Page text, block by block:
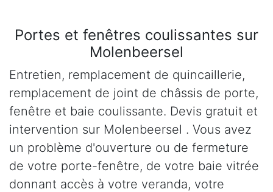
Portes et fenêtres coulissantes sur
Molenbeersel
Entretien, remplacement de quincaillerie,
remplacement de joint de châssis de porte,
fenêtre et baie coulissante. Devis gratuit et
intervention sur Molenbeersel . Vous avez
un problème d'ouverture ou de fermeture
de votre porte-fenêtre, de votre baie vitrée
donnant accès à votre veranda, votre